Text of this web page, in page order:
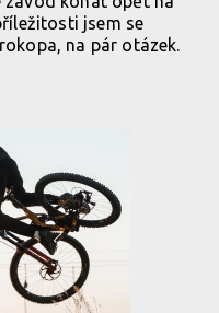
jsem se
na pár otázek.